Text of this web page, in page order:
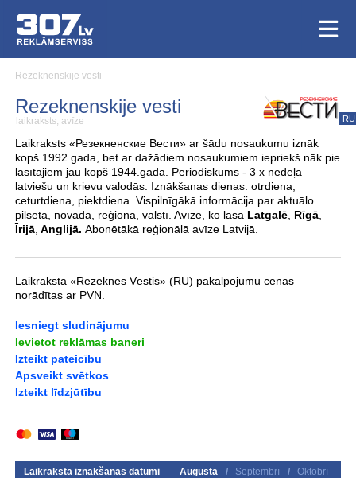
Rezeknenskije vesti
RU
Rezeknenskije vesti
laikraksts, avīze
Laikraksts «Резекненские Вести» ar šādu nosaukumu iznāk
kopš 1992.gada, bet ar dažādiem nosaukumiem iepriekš nāk pie
lasītājiem jau kopš 1944.gada. Periodiskums - 3 x nedēļā
latviešu un krievu valodās. Iznākšanas dienas: otrdiena,
ceturtdiena, piektdiena. Vispilnīgākā informācija par aktuālo
pilsētā, novadā, reģionā, valstī. Avīze, ko lasa Latgalē, Rīgā,
Īrijā, Anglijā. Abonētākā reģionālā avīze Latvijā.
Laikraksta «Rēzeknes Vēstis» (RU) pakalpojumu cenas
norādītas ar PVN.
Iesniegt sludinājumu
Ievietot reklāmas baneri
Izteikt pateicību
Apsveikt svētkos
Izteikt līdzjūtību
Laikraksta iznākšanas datumi Augustā / Septembrī /
Oktobrī